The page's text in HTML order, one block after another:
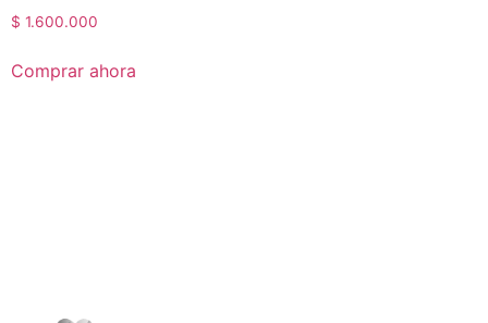
$ 1.600.000
Comprar ahora